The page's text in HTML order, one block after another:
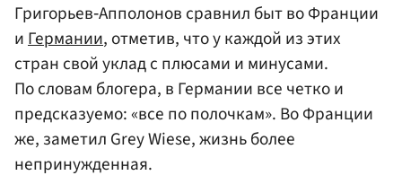
Григорьев‑Апполонов сравнил быт во Франции
иГермании, отметив, что у каждой из этих
стран свой уклад с плюсами и минусами.
По словам блогера, в Германии все четко и
предсказуемо: «все по полочкам». Во Франции
же, заметил Grey Wiese, жизнь более
непринужденная.